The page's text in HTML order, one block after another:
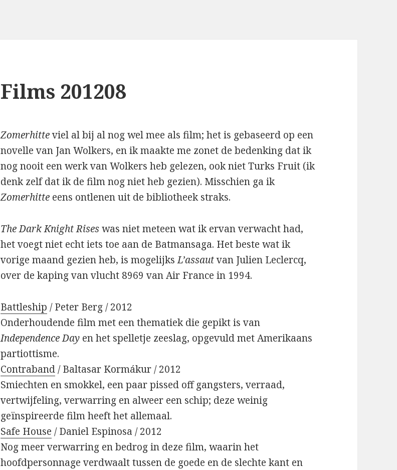
Films 201208
Zomerhitteviel al bij al nog wel mee als film; het is gebaseerd op een
novelle van Jan Wolkers, en ik maakte me zonet de bedenking dat ik
nog nooit een werk van Wolkers heb gelezen, ook niet Turks Fruit (ik
denk zelf dat ik de film nog niet heb gezien). Misschien ga ik
Zomerhitte eens ontlenen uit de bibliotheek straks.
The Dark Knight Riseswas niet meteen wat ik ervan verwacht had,
het voegt niet echt iets toe aan de Batmansaga. Het beste wat ik
vorige maand gezien heb, is mogelijksL’assautvan Julien Leclercq,
over de kaping van vlucht 8969 van Air France in 1994.
Battleship / Peter Berg / 2012
Onderhoudende film met een thematiek die gepikt is van
Independence Day en het spelletje zeeslag, opgevuld met Amerikaans
partiottisme.
Contraband/ Baltasar Kormákur / 2012
Smiechten en smokkel, een paar pissed off gangsters, verraad,
vertwijfeling, verwarring en alweer een schip; deze weinig
geïnspireerde film heeft het allemaal.
Safe House / Daniel Espinosa / 2012
Nog meer verwarring en bedrog in deze film, waarin het
hoofdpersonnage verdwaalt tussen de goede en de slechte kant en